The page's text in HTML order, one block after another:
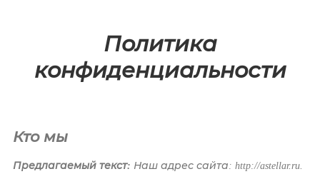
Политика
конфиденциальности
Кто мы
Предлагаемый текст: Наш адрес сайта: http://astellar.ru.